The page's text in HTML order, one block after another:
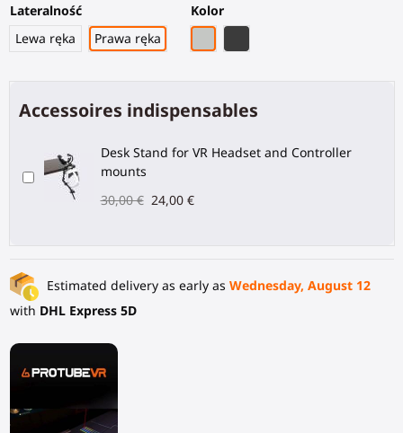
Lateralność
Lewa ręka
Prawa ręka
Kolor
Accessoires indispensables
Desk Stand for VR Headset and Controller
mounts
30,00 € 24,00 €
Estimated delivery as early as Wednesday, August 12
with DHL Express 5D